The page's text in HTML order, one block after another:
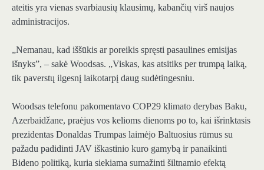
ateitis yra vienas svarbiausių klausimų, kabančių virš naujos
administracijos.
„Nemanau, kad iššūkis ar poreikis spręsti pasaulines emisijas
išnyks”, – sakė Woodsas. „Viskas, kas atsitiks per trumpą laiką,
tik paverstų ilgesnį laikotarpį daug sudėtingesniu.
Woodsas telefonu pakomentavo COP29 klimato derybas Baku,
Azerbaidžane, praėjus vos kelioms dienoms po to, kai išrinktasis
prezidentas Donaldas Trumpas laimėjo Baltuosius rūmus su
pažadu padidinti JAV iškastinio kuro gamybą ir panaikinti
Bideno politiką, kuria siekiama sumažinti šiltnamio efektą